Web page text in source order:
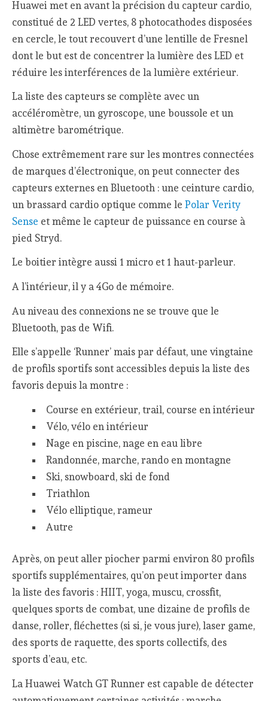
Huawei met en avant la précision du capteur cardio,
constitué de 2 LED vertes, 8 photocathodes disposées
en cercle, le tout recouvert d’une lentille de Fresnel
dont le but est de concentrer la lumière des LED et
réduire les interférences de la lumière extérieur.
La liste des capteurs se complète avec un
accéléromètre, un gyroscope, une boussole et un
altimètre barométrique.
Chose extrêmement rare sur les montres connectées
de marques d’électronique, on peut connecter des
capteurs externes en Bluetooth : une ceinture cardio,
un brassard cardio optique comme lePolar Verity
Sense et même le capteur de puissance en course à
pied Stryd.
Le boitier intègre aussi 1 micro et 1 haut-parleur.
A l’intérieur, il y a 4Go de mémoire.
Au niveau des connexions ne se trouve que le
Bluetooth, pas de Wifi.
Elle s’appelle ‘Runner’ mais par défaut, une vingtaine
de profils sportifs sont accessibles depuis la liste des
favoris depuis la montre :
Course en extérieur, trail, course en intérieur
Vélo, vélo en intérieur
Nage en piscine, nage en eau libre
Randonnée, marche, rando en montagne
Ski, snowboard, ski de fond
Triathlon
Vélo elliptique, rameur
Autre
Après, on peut aller piocher parmi environ 80 profils
sportifs supplémentaires, qu’on peut importer dans
la liste des favoris : HIIT, yoga, muscu, crossfit,
quelques sports de combat, une dizaine de profils de
danse, roller, fléchettes (si si, je vous jure), laser game,
des sports de raquette, des sports collectifs, des
sports d’eau, etc.
La Huawei Watch GT Runner est capable de détecter